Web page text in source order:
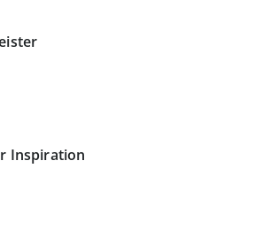
Inspiration